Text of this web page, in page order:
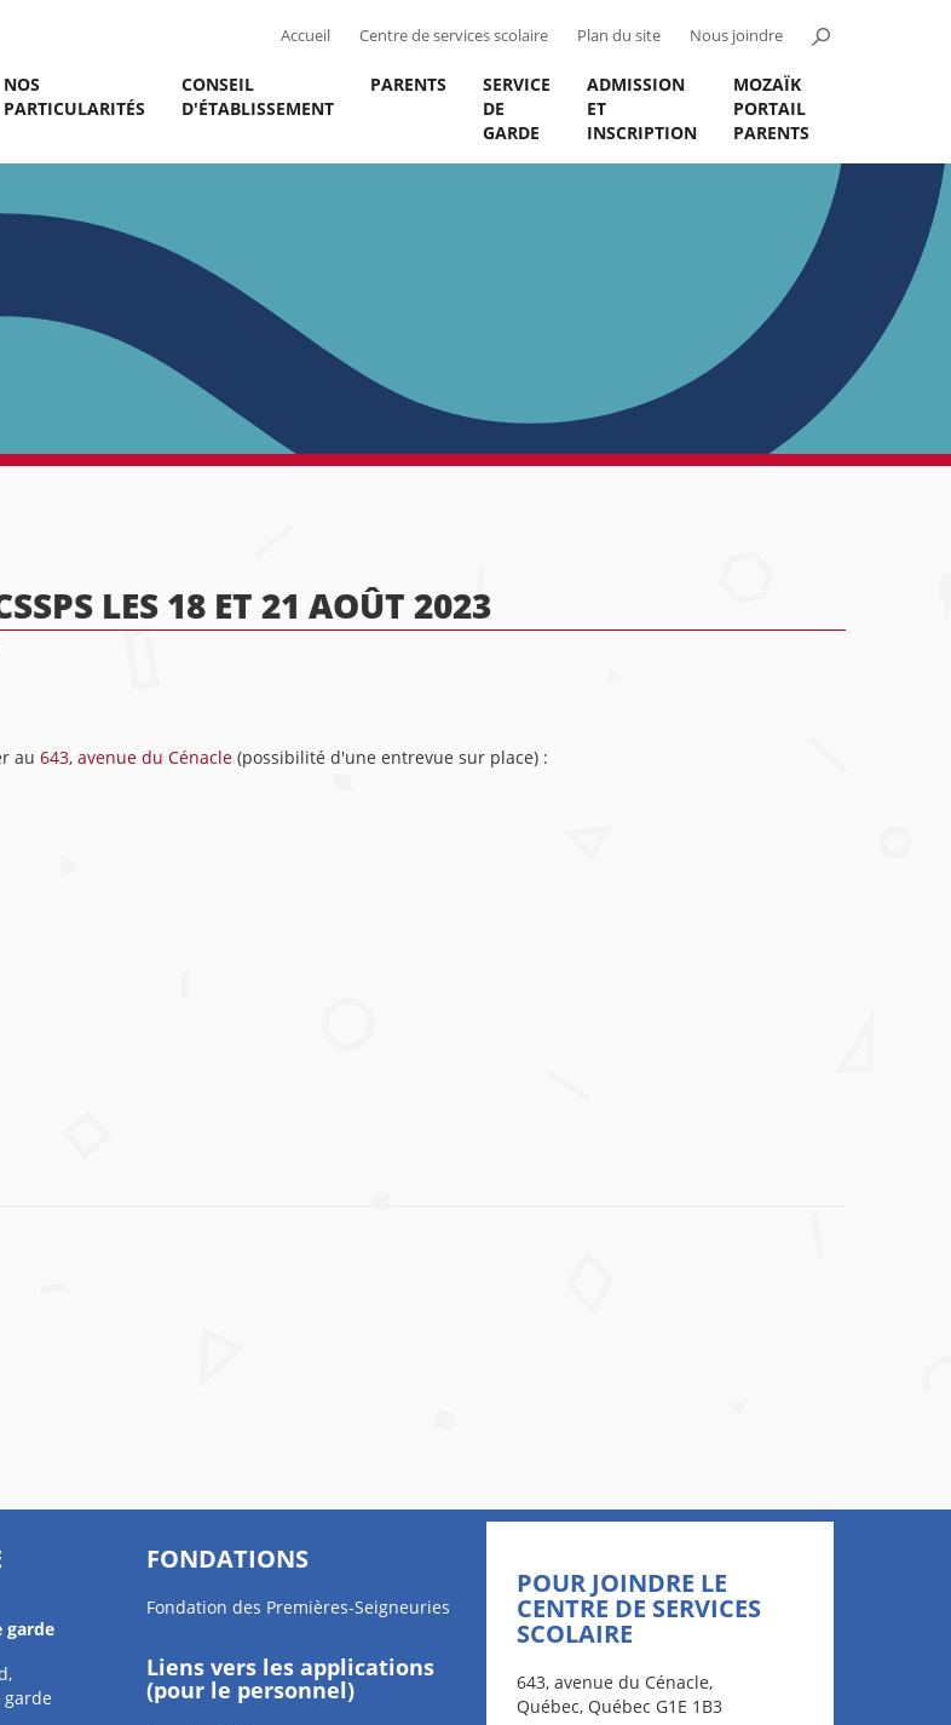
Accueil Centre de services scolaire Plan du site Nous joindre
NOS
PARTICULARITÉS
CONSEIL
D'ÉTABLISSEMENT
PARENTS
SERVICE
DE
GARDE
ADMISSION
ET
INSCRIPTION
MOZAÏK
PORTAIL
PARENTS
LES 18 ET 21 AOÛT 2023
au 643, avenue du Cénacle (possibilité d'une entrevue sur place) :
garde
FONDATIONS
Fondation des Premières-Seigneuries
Liens vers les applications
(pour le personnel)
POUR JOINDRE LE
CENTRE DE SERVICES
SCOLAIRE
643, avenue du Cénacle,
Québec, Québec G1E 1B3